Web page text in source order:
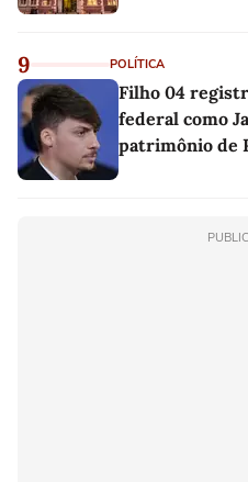
9 POLÍTICA
Filho 04
federal como
patrimônio de